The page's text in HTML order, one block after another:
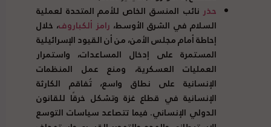
حذر نائب المنسق الخاص للأمم المتحدة لعملية
السلام في الشرق الأوسط، رامز ألكباروف، خلال
إحاطة أمام مجلس الأمن، من أن القيود الإسرائيلية
المستمرة على إدخال المساعدات، واستمرار
العمليات العسكرية، ومنع عمل المنظمات
الإنسانية على نطاق واسع، تُفاقم الكارثة
الإنسانية في قطاع غزة وتشكل خرقًا للقانون
الدولي الإنساني. فيما تتصاعد سياسات التوسع